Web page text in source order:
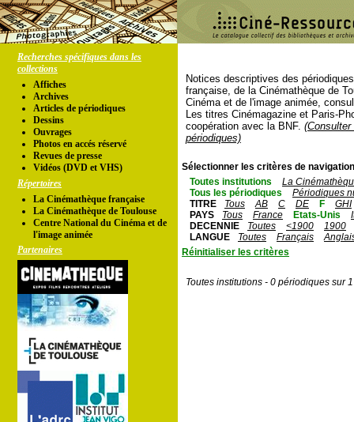
Recherches spécifiques dans les
collections
Affiches
Archives
Articles de périodiques
Dessins
Ouvrages
Photos en accés réservé
Revues de presse
Vidéos (DVD et VHS)
Répertoires
La Cinémathèque française
La Cinémathèque de Toulouse
Centre National du Cinéma et de
l'image animée
Partenaires
Notices descriptives des
française, de la Cinémathèque de
Cinéma et de l'image animée,
Les titres Cinémagazine et Paris-
coopération avec la BNF.
périodiques)
Sélectionner les critères de
Toutes institutions
La
Tous les périodiques
Périodiques
TITRE
Tous AB C DE F
GHI
PAYS
Tous France Etats-Unis
DECENNIE
Toutes <1900
1900
LANGUE
Toutes Français
Réinitialiser les critères
Toutes institutions - 0 périodiques sur